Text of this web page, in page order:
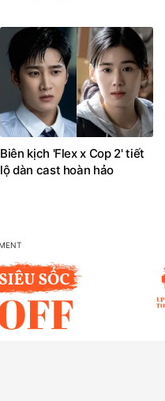
Biên kịch 'Flex x Cop 2' tiết
lộ dàn cast hoàn hảo